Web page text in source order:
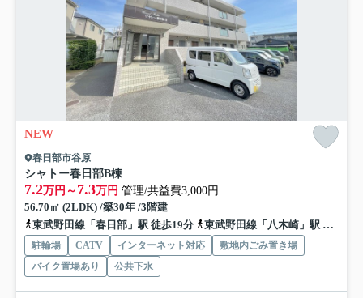
NEW
春日部市谷原
シャトー春日部B棟
7.2万円～ 7.3万円 管理/共益費3,000円
56.70㎡ (2LDK) /築30年 /3階建
東武野田線「春日部」駅 徒歩19分
東武野田線「八木崎」駅 徒歩13分
駐輪場 CATV インターネット対応
敷地内ごみ置き場
バイク置場あり
公共下水